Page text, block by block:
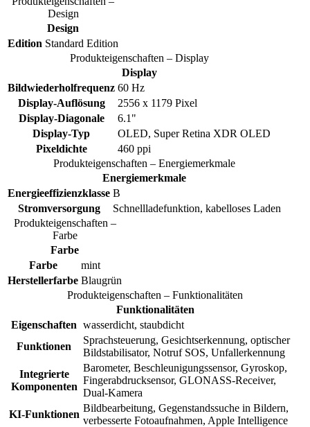
Design
Design
Edition Standard Edition
Produkteigenschaften – Display
Display
Bildwiederholfrequenz 60 Hz
Display-Auflösung
2556 x 1179 Pixel
Display-Diagonale
6.1"
Display-Typ
OLED, Super Retina XDR OLED
Pixeldichte
460 ppi
Produkteigenschaften – Energiemerkmale
Energiemerkmale
Energieeffizienzklasse B
Stromversorgung
Schnellladefunktion, kabelloses Laden
Produkteigenschaften –
Farbe
Farbe
Farbe
mint
Herstellerfarbe Blaugrün
Produkteigenschaften – Funktionalitäten
Funktionalitäten
Eigenschaften wasserdicht, staubdicht
Funktionen
Sprachsteuerung, Gesichtserkennung, optischer
Bildstabilisator, Notruf SOS, Unfallerkennung
Integrierte
Komponenten
Barometer, Beschleunigungssensor, Gyroskop,
Fingerabdrucksensor, GLONASS-Receiver,
Dual-Kamera
KI-Funktionen
Bildbearbeitung, Gegenstandssuche in Bildern,
verbesserte Fotoaufnahmen, Apple Intelligence